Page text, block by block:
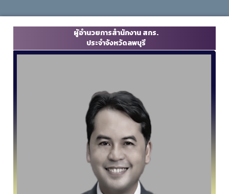
ผู้อำนวยการสำนักงาน สกร.
ประจำจังหวัดลพบุรี